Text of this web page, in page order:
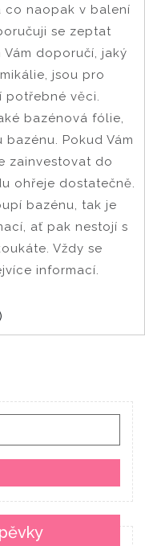
co naopak v balení
se zeptat
doporučí, jaký
jsou pro
potřebné věci.
bazénová fólie,
Pokud Vám
zainvestovat do
ohřeje dostatečně.
bazénu, tak je
ať pak nestojí s
Vždy se
informací.